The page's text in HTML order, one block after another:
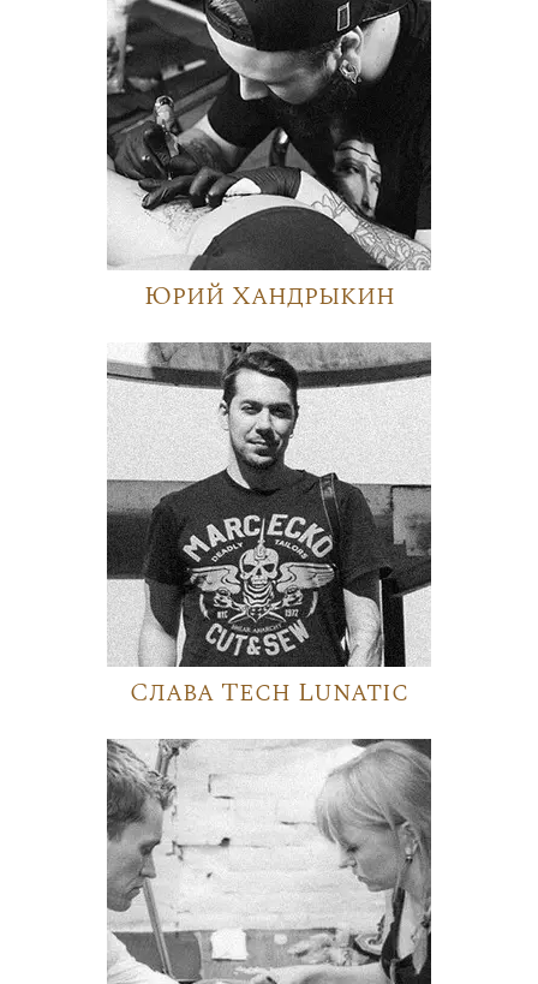
Юрий Хандрыкин
Слава Tech Lunatic